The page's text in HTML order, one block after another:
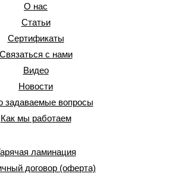
О нас
Статьи
Сертификаты
Связаться с нами
Видео
Новости
задаваемые вопросы
Как мы работаем
ламинация
договор (оферта)